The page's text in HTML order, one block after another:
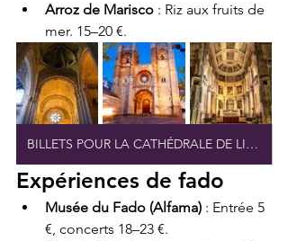
Arroz de Marisco : Riz aux fruits de
mer. 15–20 €.
BILLETS POUR LA CATHÉDRALE DE LISBONNE
Expériences de fado
Musée du Fado (Alfama) : Entrée 5
€, concerts 18–23 €.